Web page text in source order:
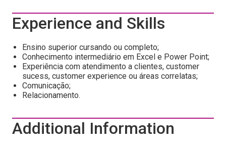
Experience and Skills
Ensino superior cursando ou completo;
Conhecimento intermediário em Excel e Power Point;
Experiência com atendimento a clientes, customer
sucess, customer experience ou áreas correlatas;
Comunicação;
Relacionamento.
Additional Information